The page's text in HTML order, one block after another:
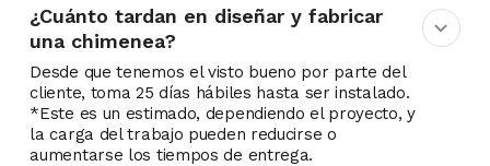
¿Cuánto tardan en diseñar y fabricar
una chimenea?
Desde que tenemos el visto bueno por parte del
cliente, toma 25 días hábiles hasta ser instalado.
*Este es un estimado, dependiendo el proyecto, y
la carga del trabajo pueden reducirse o
aumentarse los tiempos de entrega.